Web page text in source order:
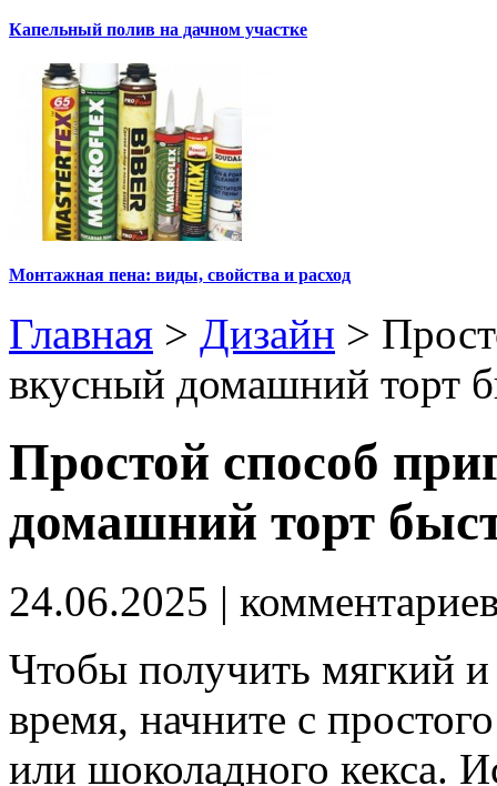
Капельный полив на дачном участке
Монтажная пена: виды, свойства и расход
Главная > Дизайн >
вкусный домашний торт
Простой способ
домашний торт
24.06.2025 |
Чтобы получить мягкий
время, начните с
или шоколадного кекса.